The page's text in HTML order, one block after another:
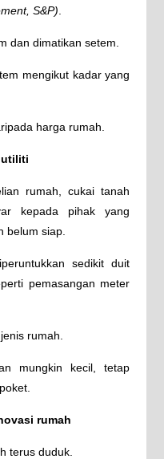
S&P)
dan dimatikan setem.
mengikut kadar yang
harga rumah.
utiliti
rumah, cukai tanah
kepada pihak yang
belum siap.
sedikit duit
pemasangan meter
rumah.
mungkin kecil, tetap
rumah
terus duduk.